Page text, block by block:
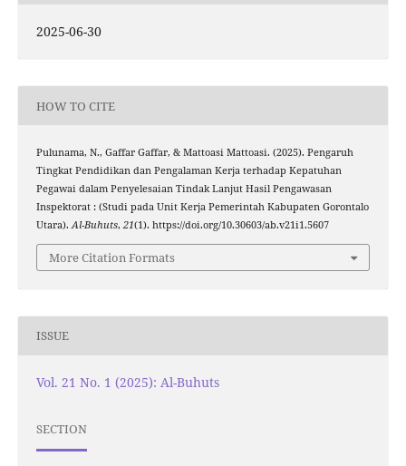
2025-06-30
HOW TO CITE
Pulunama, N., Gaffar Gaffar, & Mattoasi Mattoasi. (2025). Pengaruh
Tingkat Pendidikan dan Pengalaman Kerja terhadap Kepatuhan
Pegawai dalam Penyelesaian Tindak Lanjut Hasil Pengawasan
Inspektorat : (Studi pada Unit Kerja Pemerintah Kabupaten Gorontalo
Utara).Al-Buhuts, 21(1). https://doi.org/10.30603/ab.v21i1.5607
More Citation Formats
ISSUE
Vol. 21 No. 1 (2025): Al-Buhuts
SECTION